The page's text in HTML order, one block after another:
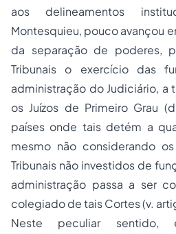
aos delineamentos
Montesquieu, pouco avançou
da separaçãode poderes,
Tribunais o exercício das
administração do Judiciário, a
os Juízos de Primeiro Grau
países onde tais detém a
mesmo não considerando
Tribunais não investidos de
administração passa a ser
colegiado de tais Cortes (v.
Neste peculiar sentido,